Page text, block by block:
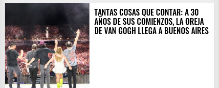
TANTAS COSAS QUE CONTAR: A 30
AÑOS DE SUS COMIENZOS, LA OREJA
DE VAN GOGH LLEGA A BUENOS AIRES